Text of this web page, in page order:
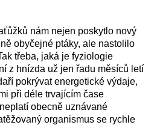
nám nejen poskytlo nový
obyčejné ptáky, ale nastolilo
třeba, jaká je fyziologie
z hnízda už jen řadu měsíců letí
pokrývat energetické výdaje,
při déle trvajícím čase
obecně uznávané
organismus se rychle